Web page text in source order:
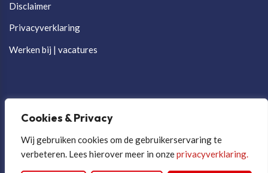
Cookies & Privacy
Wij gebruiken cookies om de gebruikerservaring te
verbeteren. Lees hierover meer in onzeprivacyverklaring.
Disclaimer
Privacyverklaring
Werken bij | vacatures
Cookievoorkeuren aanpassen